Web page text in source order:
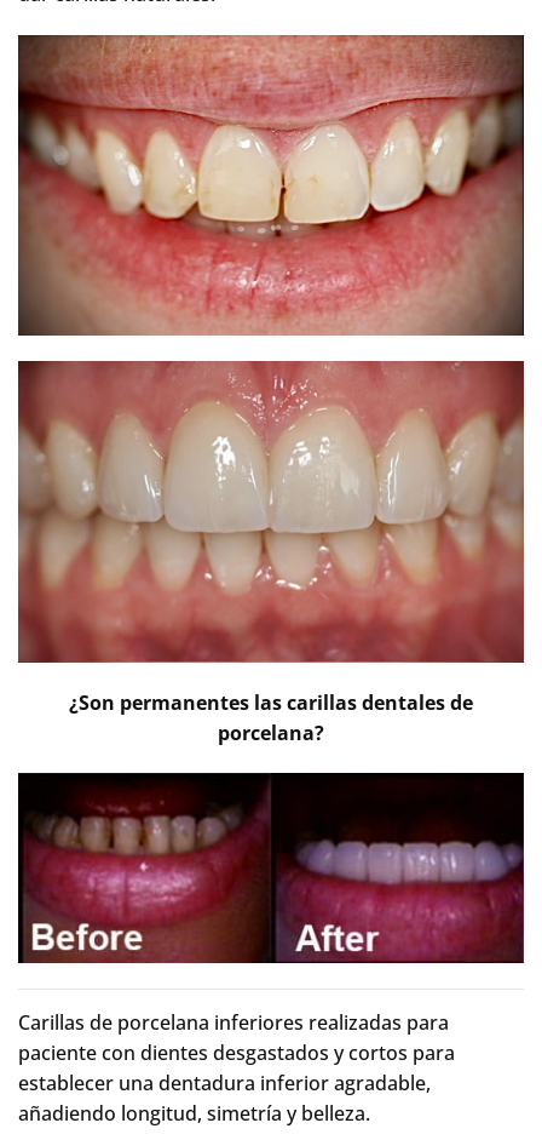
¿Son permanentes las carillas dentales de
porcelana?
Carillas de porcelana inferiores realizadas para
paciente con dientes desgastados y cortos para
establecer una dentadura inferior agradable,
añadiendo longitud, simetría y belleza.